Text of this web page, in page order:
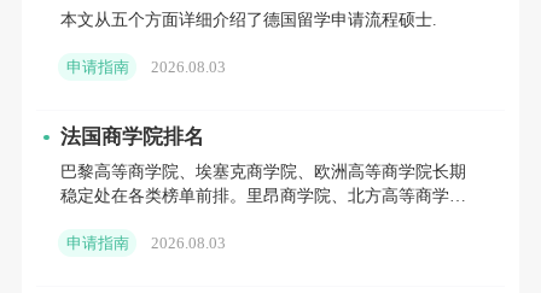
科技企业共建实验室，为学生提供前沿技术实践平台;特
文特大学则在工业设计与智能制造方向具有特色。
03 商科与物流：依托枢纽优势，凸显实践导向
即咨询>>>
本文从五个方面详细介绍了德国留学申请流程硕士.
申请指南 2026.08.03
法国商学院排名
巴黎高等商学院、埃塞克商学院、欧洲高等商学院长期
稳定处在各类榜单前排。里昂商学院、北方高等商学院
受众。南特商学院
申请指南 2026.08.03